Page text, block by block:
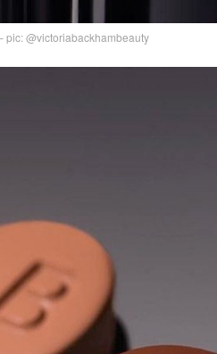
pic: @victoriabackhambeauty